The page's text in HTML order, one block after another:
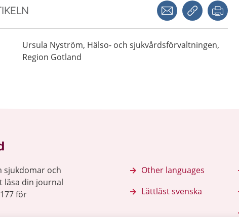
Dela via mejlKopiera länk
Ursula Nyström, Hälso- och sjukvårdsförvaltningen,
Region Gotland
sjukdomar och
läsa din journal
för
Other languages
Lättläst svenska